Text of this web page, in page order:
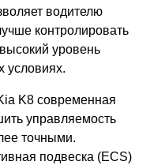
водителю
контролировать
уровень
условиях.
K8 современная
управляемость
точными.
подвеска (ECS)